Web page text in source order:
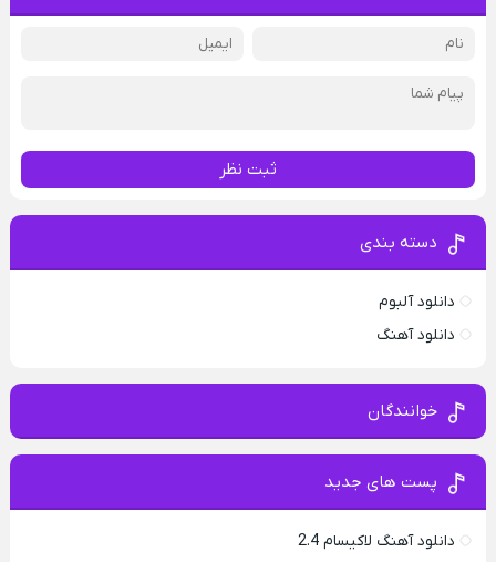
ثبت نظر
دسته بندی
دانلود آلبوم
دانلود آهنگ
خوانندگان
پست های جدید
دانلود آهنگ لاکیسام 2.4